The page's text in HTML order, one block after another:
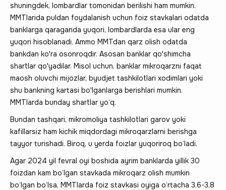
shuningdek, lombardlar tomonidan berilishi ham mumkin.
MMTlarida puldan foydalanish uchun foiz stavkalari odatda
banklarga qaraganda yuqori, lombardlarda esa ular eng
yuqori hisoblanadi. Ammo MMTdan qarz olish odatda
bankdan ko'ra osonroqdir. Asosan banklar qo'shimcha
shartlar qo'yadilar. Misol uchun, banklar mikroqarzni faqat
maosh oluvchi mijozlar, byudjet tashkilotlari xodimlari yoki
shu bankning kartasi bo'lganlarga berishlari mumkin.
MMTlarda bunday shartlar yo‘q.
Bundan tashqari, mikromoliya tashkilotlari garov yoki
kafillarsiz ham kichik miqdordagi mikroqarzlarni berishga
tayyor turishadi. Biroq, u yerda foizlar yuqoriroq bo‘ladi.
Agar 2024 yil fevral oyi boshida ayrim banklarda yillik 30
foizdan kam bo‘lgan stavkada mikroqarz olish mumkin
bo‘lgan bo‘lsa, MMTlarda foiz stavkasi oyiga o‘rtacha 3,6-3,8